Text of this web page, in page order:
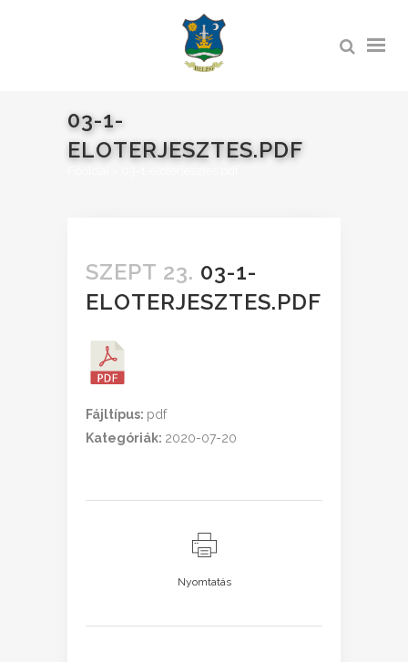
03-1-
ELOTERJESZTES.PDF
SZEPT 23. 03-1-
ELOTERJESZTES.PDF
Fájltípus: pdf
Kategóriák: 2020-07-20
Nyomtatás